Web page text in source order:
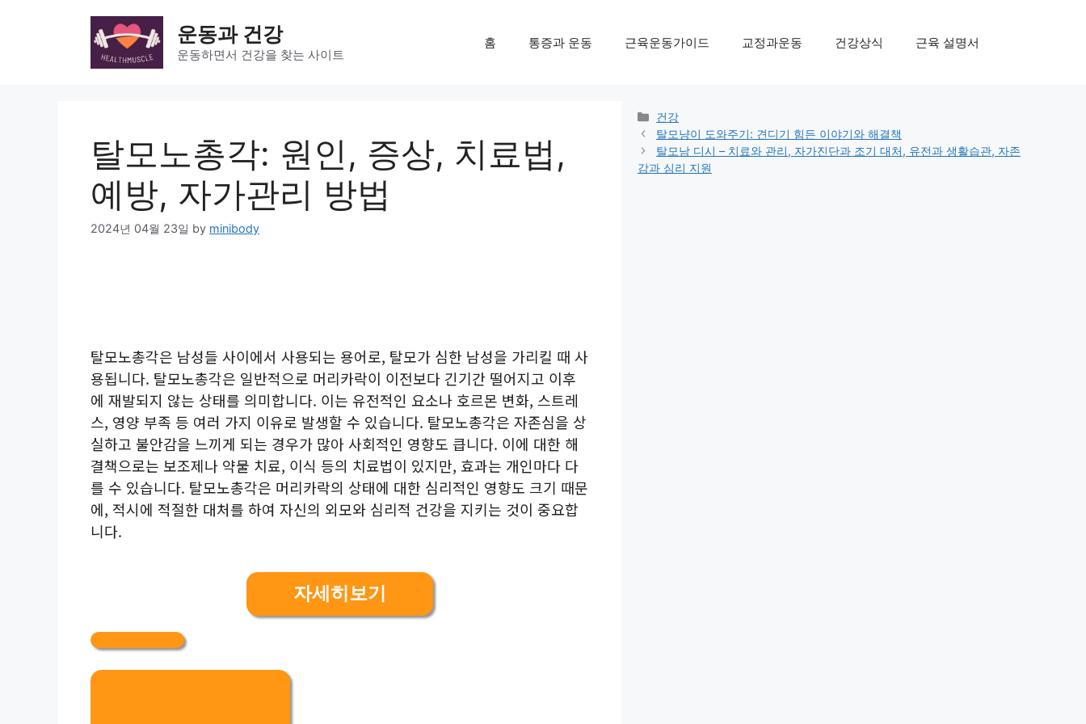
운동과 건강
운동하면서 건강을 찾는 사이트
홈 통증과 운동 근육운동가이드 교정과운동 건강상식 근육 설명서
탈모노총각: 원인, 증상, 치료법,
예방, 자가관리 방법
2024년 04월 23일 by minibody
탈모노총각은 남성들 사이에서 사용되는 용어로, 탈모가 심한 남성을 가리킬 때 사
용됩니다. 탈모노총각은 일반적으로 머리카락이 이전보다 긴기간 떨어지고 이후
에 재발되지 않는 상태를 의미합니다. 이는 유전적인 요소나 호르몬 변화, 스트레
스, 영양 부족 등 여러 가지 이유로 발생할 수 있습니다. 탈모노총각은 자존심을 상
실하고 불안감을 느끼게 되는 경우가 많아 사회적인 영향도 큽니다. 이에 대한 해
결책으로는 보조제나 약물 치료, 이식 등의 치료법이 있지만, 효과는 개인마다 다
를 수 있습니다. 탈모노총각은 머리카락의 상태에 대한 심리적인 영향도 크기 때문
에, 적시에 적절한 대처를 하여 자신의 외모와 심리적 건강을 지키는 것이 중요합
니다.
자세히보기
Categories
건강
탈모냥이 도와주기: 견디기 힘든 이야기와 해결책
탈모남 디시 – 치료와 관리, 자가진단과 조기 대처, 유전과 생활습관, 자존
감과 심리 지원